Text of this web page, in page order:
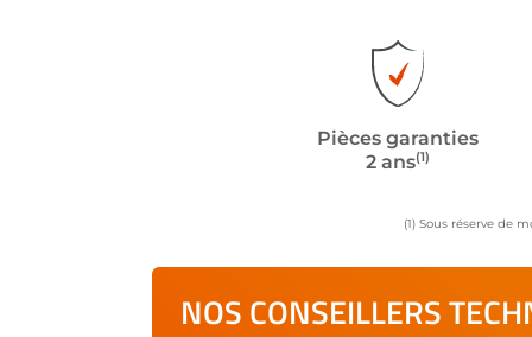
Pièces garanties
2 ans(1)
(1) Sous réserve de
NOS CONSEILLERS